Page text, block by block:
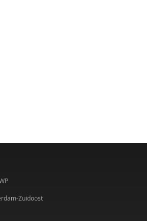
Zuidoost